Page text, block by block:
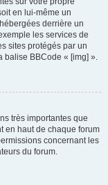
en lui-même un
derrière un
les services de
sites protégés par un
balise BBCode « [img] ».
très importantes que
en haut de chaque forum
concernant les
du forum.